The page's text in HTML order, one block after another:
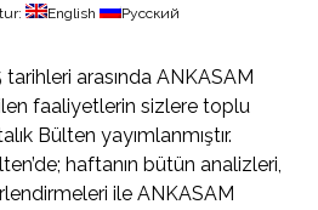
English Русский
arasında ANKASAM
faaliyetlerin sizlere toplu
Bülten yayımlanmıştır.
haftanın bütün analizleri,
ile ANKASAM